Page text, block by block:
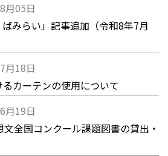
月05日
ばみらい」記事追加（令和8年7月
月18日
るカーテンの使用について
月19日
全国コンクール課題図書の貸出・